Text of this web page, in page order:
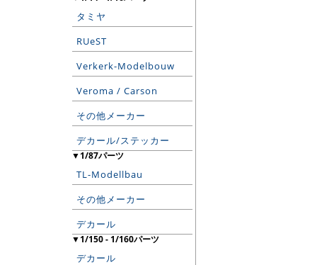
タミヤ
RUeST
Verkerk-Modelbouw
Veroma / Carson
その他メーカー
デカール/ステッカー
▼1/87パーツ
TL-Modellbau
その他メーカー
デカール
▼1/150 - 1/160パーツ
デカール